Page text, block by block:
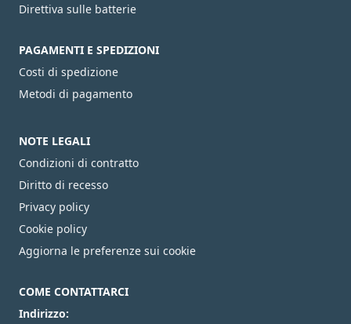
Direttiva sulle batterie
PAGAMENTI E SPEDIZIONI
Costi di spedizione
Metodi di pagamento
NOTE LEGALI
Condizioni di contratto
Diritto di recesso
Privacy policy
Cookie policy
Aggiorna le preferenze sui cookie
COME CONTATTARCI
Indirizzo: